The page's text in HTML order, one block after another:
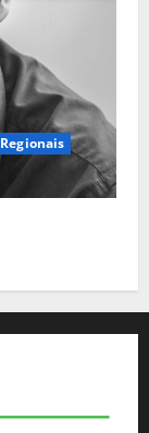
Regionais